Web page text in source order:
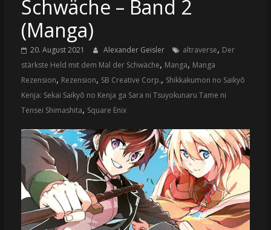
Schwäche – Band 2
(Manga)
20. August 2021 Alexander Geisler altraverse, Der
stärkste Held mit dem Mal der Schwäche, Manga, Manga
Rezension, Rezension, SB Creative Corp., Shikkakumon no Saikyō
Kenja: Sekai Saikyō no Kenja ga Sara ni Tsuyokunaru Tame ni
Tensei Shimashita, Square Enix